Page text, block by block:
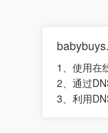
1、使用在
2、通过
3、利用